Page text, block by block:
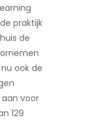
praktijk
de
ook de
voor
129